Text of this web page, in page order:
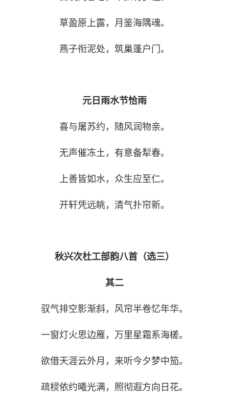
草盈原上露，月鉴海隅魂。
燕子衔泥处，筑巢蓬户门。
元日雨水节恰雨
喜与屠苏约，随风润物亲。
无声催冻土，有意备犁春。
上善皆如水，众生应至仁。
开轩凭远眺，清气扑帘新。
秋兴次杜工部韵八首（选三）
其二
驭气排空影渐斜，风帘半卷忆年华。
一窗灯火思边雁，万里星霜系海槎。
欲借天涯云外月，来听今夕梦中笳。
疏棂依约曦光满，照彻遐方向日花。